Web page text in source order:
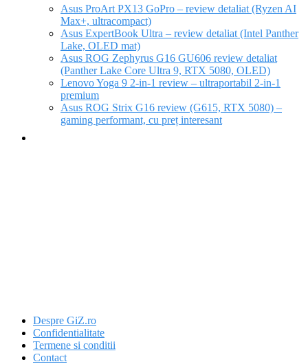
Asus ProArt PX13 GoPro – review detaliat (Ryzen AI
Max+, ultracompact)
Asus ExpertBook Ultra – review detaliat (Intel Panther
Lake, OLED mat)
Asus ROG Zephyrus G16 GU606 review detaliat
(Panther Lake Core Ultra 9, RTX 5080, OLED)
Lenovo Yoga 9 2-in-1 review – ultraportabil 2-in-1
premium
Asus ROG Strix G16 review (G615, RTX 5080) –
gaming performant, cu preț interesant
Despre GiZ.ro
Confidentialitate
Termene si conditii
Contact